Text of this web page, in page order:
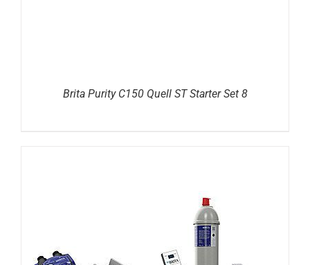
Brita Purity C150 Quell ST Starter Set 8